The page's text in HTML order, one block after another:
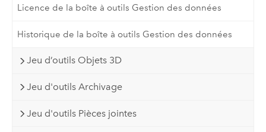
Licence de la boîte à outils Gestion des données
Historique de la boîte à outils Gestion des données
Jeu d’outils Objets 3D
Jeu d'outils Archivage
Jeu d'outils Pièces jointes